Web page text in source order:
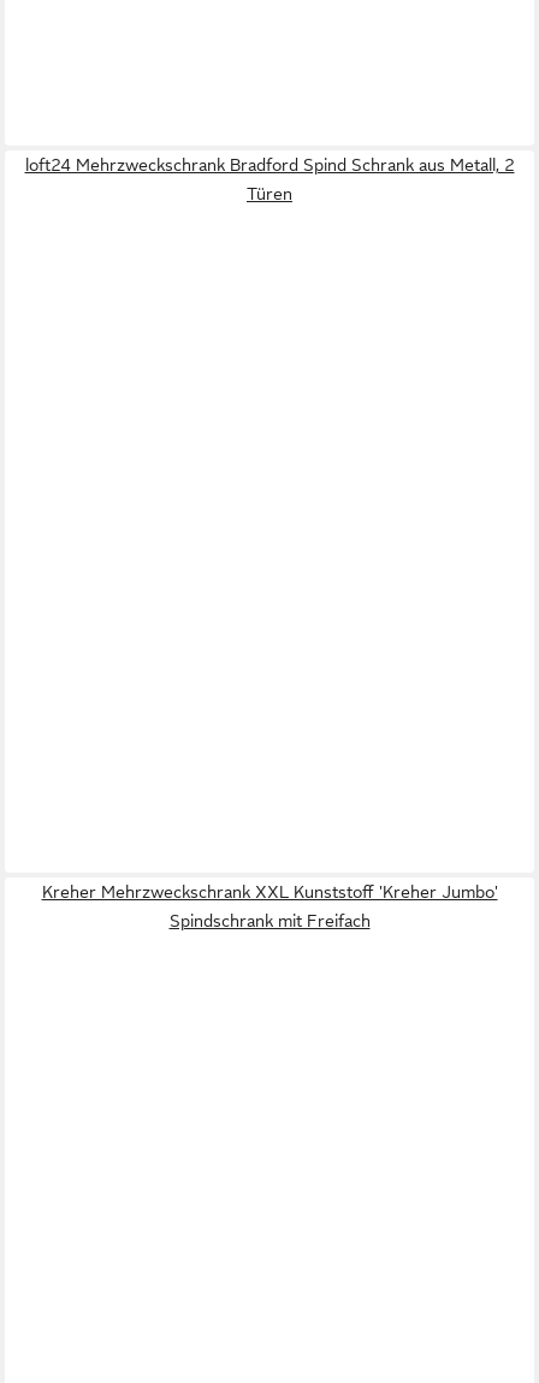
loft24 Mehrzweckschrank Bradford Spind Schrank aus Metall, 2
Türen
Kreher Mehrzweckschrank XXL Kunststoff 'Kreher Jumbo'
Spindschrank mit Freifach